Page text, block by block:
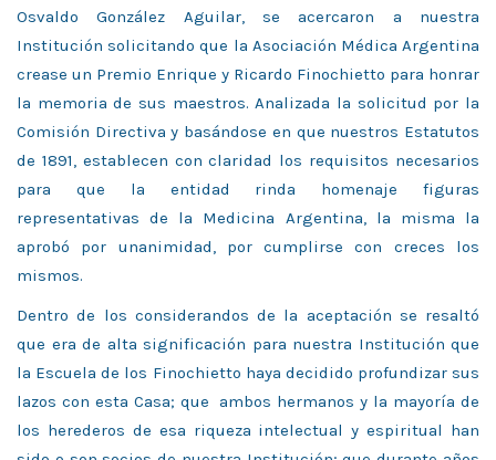
Osvaldo González Aguilar, se acercaron a nuestra
Institución solicitando que la Asociación Médica Argentina
crease un Premio Enrique y Ricardo Finochietto para honrar
la memoria de sus maestros. Analizada la solicitud por la
Comisión Directiva y basándose en que nuestros Estatutos
de 1891, establecen con claridad los requisitos necesarios
para que la entidad rinda homenaje figuras
representativas de la Medicina Argentina, la misma la
aprobó por unanimidad, por cumplirse con creces los
mismos.
Dentro de los considerandos de la aceptación se resaltó
que era de alta significación para nuestra Institución que
la Escuela de los Finochietto haya decidido profundizar sus
lazos con esta Casa; que ambos hermanos y la mayoría de
los herederos de esa riqueza intelectual y espiritual han